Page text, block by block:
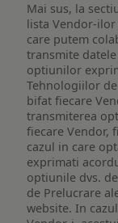
Mai sus, la
lista Vendor-ilor
care putem
transmite
optiunilor
Tehnologiilor
bifat fiecare
transmiterea
fiecare Vendor,
cazul in care
exprimati
optiunile dvs.
de Prelucrare
website. In